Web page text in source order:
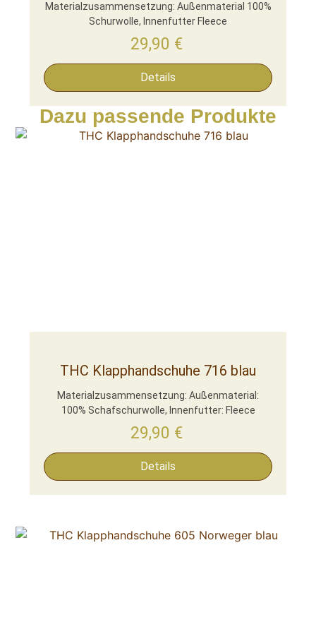
Materialzusammensetzung: Außenmaterial 100%
Schurwolle, Innenfutter Fleece
29,90 €
Details
Dazu passende Produkte
THC Klapphandschuhe 716 blau
Materialzusammensetzung: Außenmaterial:
100% Schafschurwolle, Innenfutter: Fleece
29,90 €
Details